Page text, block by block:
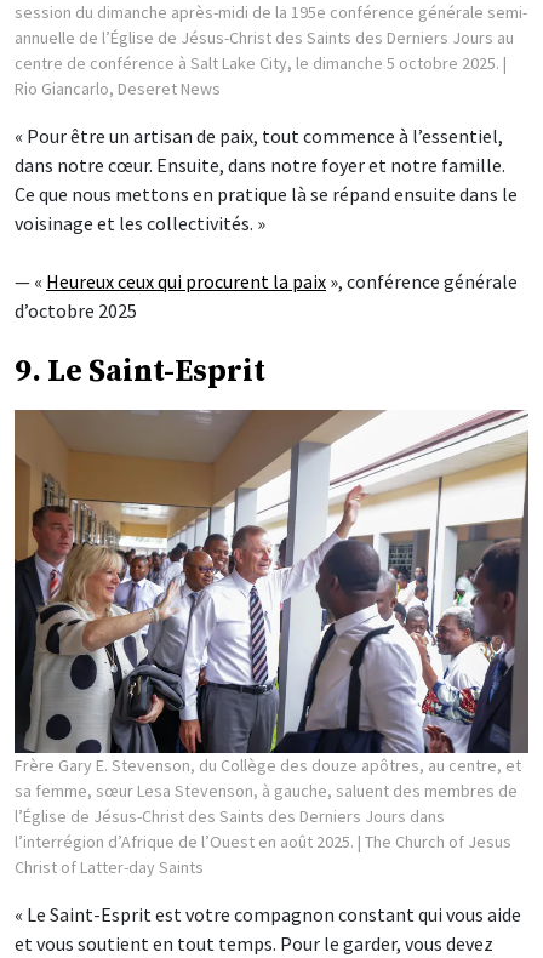
session du dimanche après-midi de la 195e conférence générale semi-
annuelle de l’Église de Jésus-Christ des Saints des Derniers Jours au
centre de conférence à Salt Lake City, le dimanche 5 octobre 2025. |
Rio Giancarlo, Deseret News
« Pour être un artisan de paix, tout commence à l’essentiel,
dans notre cœur. Ensuite, dans notre foyer et notre famille.
Ce que nous mettons en pratique là se répand ensuite dans le
voisinage et les collectivités. »
— « Heureux ceux qui procurent la paix », conférence générale
d’octobre 2025
9. Le Saint-Esprit
Frère Gary E. Stevenson, du Collège des douze apôtres, au centre, et
sa femme, sœur Lesa Stevenson, à gauche, saluent des membres de
l’Église de Jésus-Christ des Saints des Derniers Jours dans
l’interrégion d’Afrique de l’Ouest en août 2025. | The Church of Jesus
Christ of Latter-day Saints
« Le Saint-Esprit est votre compagnon constant qui vous aide
et vous soutient en tout temps. Pour le garder, vous devez